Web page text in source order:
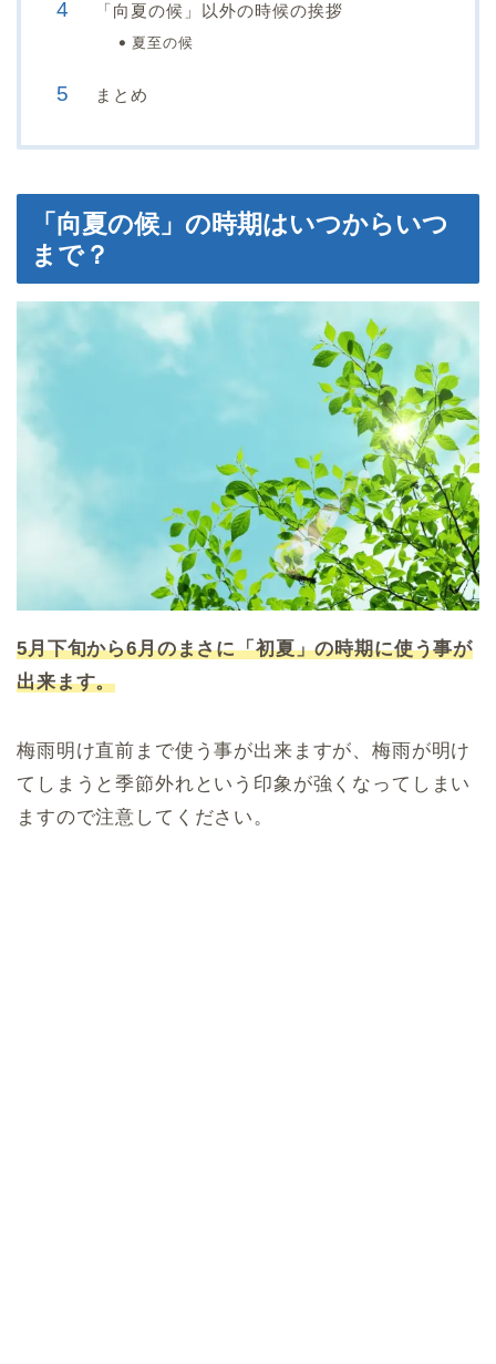
「向夏の候」以外の時候の挨拶
夏至の候
まとめ
「向夏の候」の時期はいつからいつ
まで？
5月下旬から6月のまさに「初夏」の時期に使う事が
出来ます。
梅雨明け直前まで使う事が出来ますが、梅雨が明け
てしまうと季節外れという印象が強くなってしまい
ますので注意してください。